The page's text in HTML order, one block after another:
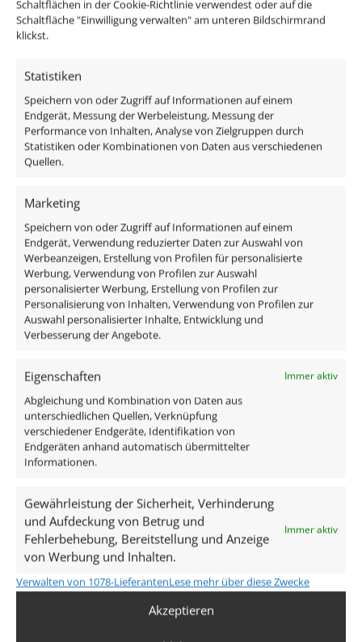
Schaltflächen in der Cookie-Richtlinie verwendest oder auf die
Schaltfläche "Einwilligung verwalten" am unteren Bildschirmrand
klickst.
Statistiken
Speichern von oder Zugriff auf Informationen auf einem
Endgerät, Messung der Werbeleistung, Messung der
Performance von Inhalten, Analyse von Zielgruppen durch
Statistiken oder Kombinationen von Daten aus verschiedenen
Quellen.
Marketing
Speichern von oder Zugriff auf Informationen auf einem
Endgerät, Verwendung reduzierter Daten zur Auswahl von
Werbeanzeigen, Erstellung von Profilen für personalisierte
Werbung, Verwendung von Profilen zur Auswahl
personalisierter Werbung, Erstellung von Profilen zur
Personalisierung von Inhalten, Verwendung von Profilen zur
Auswahl personalisierter Inhalte, Entwicklung und
Verbesserung der Angebote.
Eigenschaften Immer aktiv
Abgleichung und Kombination von Daten aus
unterschiedlichen Quellen, Verknüpfung
verschiedener Endgeräte, Identifikation von
Endgeräten anhand automatisch übermittelter
Informationen.
Gewährleistung der Sicherheit, Verhinderung
und Aufdeckung von Betrug und
Fehlerbehebung, Bereitstellung und Anzeige
von Werbung und Inhalten.
Immer aktiv
Verwalten von 1078-LieferantenLese mehr über diese Zwecke
Akzeptieren
Gold
Ähnliche Produkte
10 Stück 3er WAGO Klammen,
inkl. MwSt. zzgl.Versandkosten
Lieferzeit:1-3 Tage
ANGEBOT:
2,99